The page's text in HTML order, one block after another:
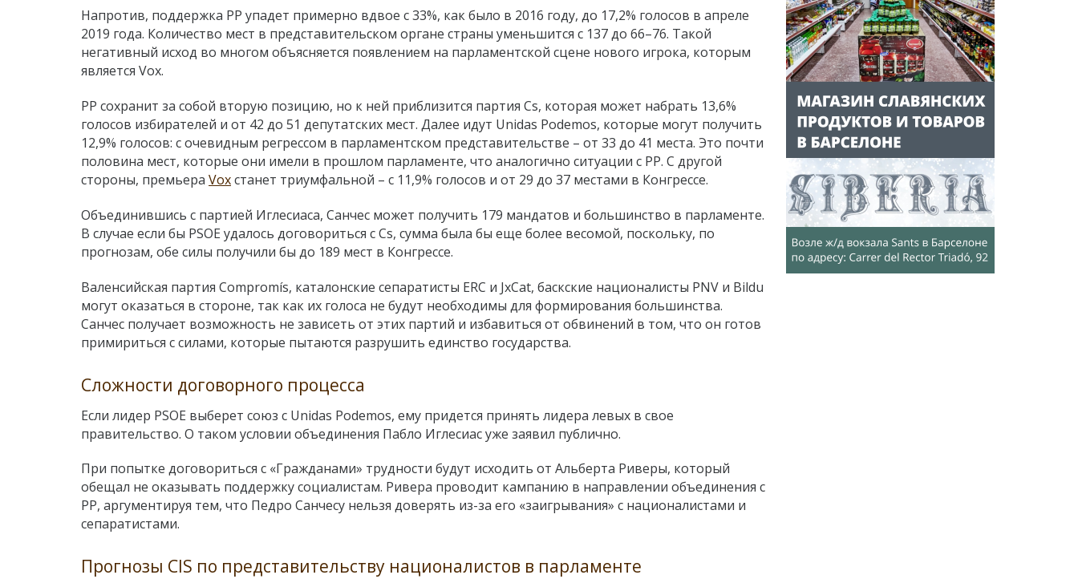
Напротив, поддержка PP упадет примерно вдвое с 33%, как было в 2016 году, до 17,2% голосов в апреле
2019 года. Количество мест в представительском органе страны уменьшится с 137 до 66–76. Такой
негативный исход во многом объясняется появлением на парламентской сцене нового игрока, которым
является Vox.
PP сохранит за собой вторую позицию, но к ней приблизится партия Cs, которая может набрать 13,6%
голосов избирателей и от 42 до 51 депутатских мест. Далее идут Unidas Podemos, которые могут получить
12,9% голосов: с очевидным регрессом в парламентском представительстве – от 33 до 41 места. Это почти
половина мест, которые они имели в прошлом парламенте, что аналогично ситуации с PP. С другой
стороны, премьера Voxстанет триумфальной – с 11,9% голосов и от 29 до 37 местами в Конгрессе.
Объединившись с партией Иглесиаса, Санчес может получить 179 мандатов и большинство в парламенте.
В случае если бы PSOE удалось договориться с Сs, сумма была бы еще более весомой, поскольку, по
прогнозам, обе силы получили бы до 189 мест в Конгрессе.
Валенсийская партия Compromís, каталонские сепаратисты ERC и JxCat, баскские националисты PNV и Bildu
могут оказаться в стороне, так как их голоса не будут необходимы для формирования большинства.
Санчес получает возможность не зависеть от этих партий и избавиться от обвинений в том, что он готов
примириться с силами, которые пытаются разрушить единство государства.
Сложности договорного процесса
Если лидер PSOE выберет союз с Unidas Podemos, ему придется принять лидера левых в свое
правительство. О таком условии объединения Пабло Иглесиас уже заявил публично.
При попытке договориться с «Гражданами» трудности будут исходить от Альберта Риверы, который
обещал не оказывать поддержку социалистам. Ривера проводит кампанию в направлении объединения с
PP, аргументируя тем, что Педро Санчесу нельзя доверять из-за его «заигрывания» с националистами и
сепаратистами.
Прогнозы CIS по представительству националистов в парламенте